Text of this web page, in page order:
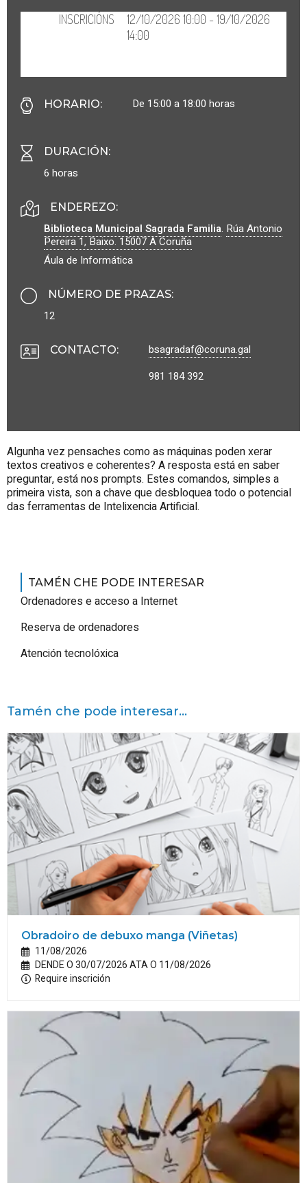
HORARIO: De 15:00 a 18:00 horas
DURACIÓN:
6 horas
ENDEREZO:
Biblioteca Municipal Sagrada Familia. Rúa Antonio
Pereira 1, Baixo.15007A Coruña
Áula de Informática
NÚMERO DE PRAZAS:
12
CONTACTO:
bsagradaf@coruna.gal
981 184 392
Algunha vez pensaches como as máquinas poden xerar
textos creativos e coherentes? A resposta está en saber
preguntar, está nos prompts. Estes comandos, simples a
primeira vista, son a chave que desbloquea todo o potencial
das ferramentas de Intelixencia Artificial.
TAMÉN CHE PODE INTERESAR
Ordenadores e acceso a Internet
Reserva de ordenadores
Atención tecnolóxica
Tamén che pode interesar...
Obradoiro de debuxo manga (Viñetas)
11/08/2026
DENDE O 30/07/2026 ATA O 11/08/2026
Require inscrición